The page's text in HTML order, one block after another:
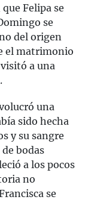
Felipa se
se
del origen
el matrimonio
a una
una
sido hecha
y su sangre
bodas
a los pocos
no
se